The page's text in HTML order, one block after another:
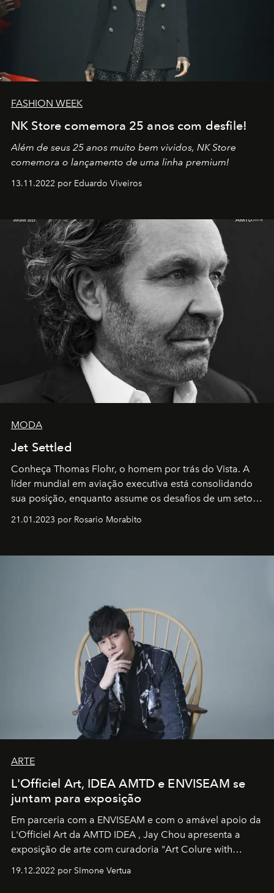
FASHION WEEK
NK Store comemora 25 anos com desfile!
Além de seus 25 anos muito bem vividos, NK Store
comemora o lançamento de uma linha premium!
13.11.2022 por Eduardo Viveiros
MODA
Jet Settled
Conheça Thomas Flohr, o homem por trás do Vista. A
líder mundial em aviação executiva está consolidando
sua posição, enquanto assume os desafios de um setor
em rápida evolução e redefinindo o conceito de luxo
21.01.2023 por Rosario Morabito
ARTE
L'Officiel Art, IDEA AMTD e ENVISEAM se
juntam para exposição
Em parceria com a ENVISEAM e com o amável apoio da
L'Officiel Art da AMTD IDEA , Jay Chou apresenta a
exposição de arte com curadoria "Art Colure with
19.12.2022 por SImone Vertua